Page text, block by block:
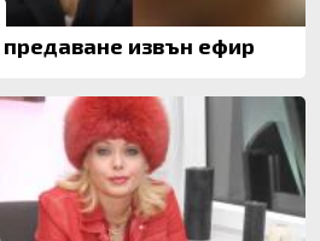
Цънцарова прави предаване извън ефир